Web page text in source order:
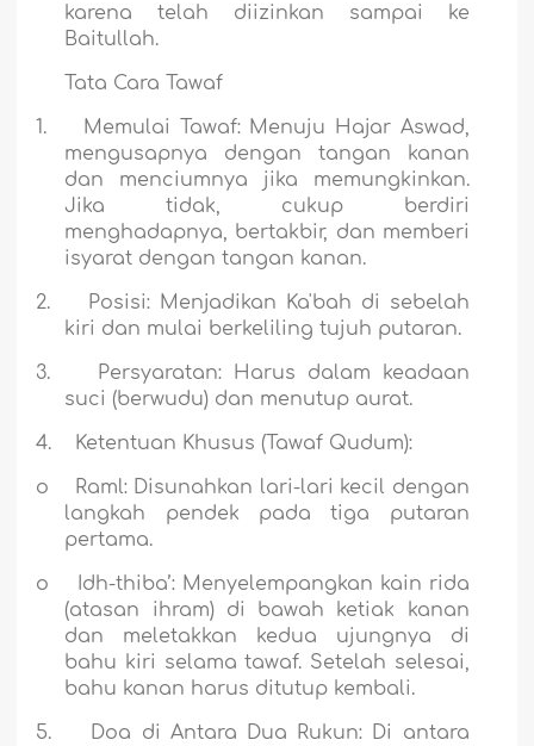
karena telah diizinkan sampai ke
Baitullah.
Tata Cara Tawaf
1. Memulai Tawaf:Menuju Hajar Aswad,
mengusapnya dengan tangan kanan
dan menciumnya jika memungkinkan.
Jika tidak, cukup berdiri
menghadapnya, bertakbir, dan memberi
isyarat dengan tangan kanan.
2. Posisi: Menjadikan Ka'bah di sebelah
kiri dan mulai berkeliling tujuh putaran.
3. Persyaratan:Harus dalam keadaan
suci (berwudu) dan menutup aurat.
4. Ketentuan Khusus (Tawaf Qudum):
o Raml: Disunahkan lari-lari kecil dengan
langkah pendek pada tiga putaran
pertama.
o Idh-thiba’:Menyelempangkan kain rida
(atasan ihram) di bawah ketiak kanan
dan meletakkan kedua ujungnya di
bahu kiri selama tawaf. Setelah selesai,
bahu kanan harus ditutup kembali.
5. Doa di Antara Dua Rukun: Di antara